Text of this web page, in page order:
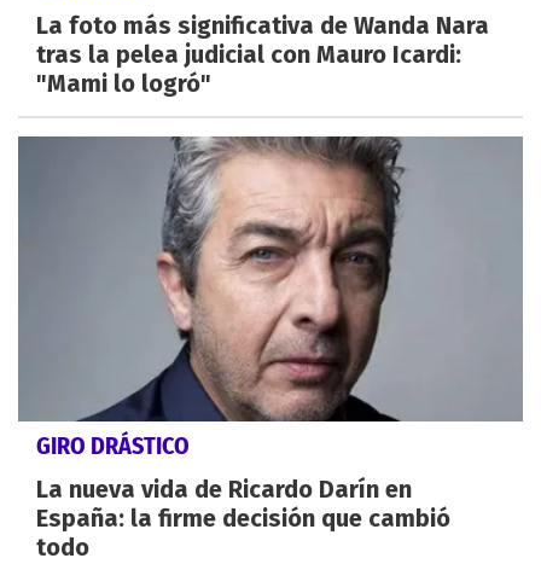
La foto más significativa de Wanda Nara
tras la pelea judicial con Mauro Icardi:
"Mami lo logró"
GIRO DRÁSTICO
La nueva vida de Ricardo Darín en
España: la firme decisión que cambió
todo